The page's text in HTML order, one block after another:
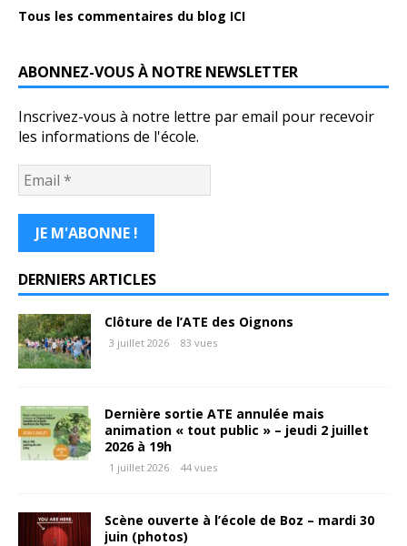
Tous les commentaires du blog ICI
ABONNEZ-VOUS À NOTRE NEWSLETTER
Inscrivez-vous à notre lettre par email pour recevoir
les informations de l'école.
DERNIERS ARTICLES
Clôture de l’ATE des Oignons
3 juillet 2026 83 vues
Dernière sortie ATE annulée mais
animation « tout public » – jeudi 2 juillet
2026 à 19h
1 juillet 2026 44 vues
Scène ouverte à l’école de Boz – mardi 30
juin (photos)